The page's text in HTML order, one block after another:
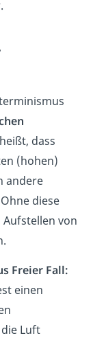
dass
(hohen)
andere
diese
von
Freier Fall:
einen
Luft